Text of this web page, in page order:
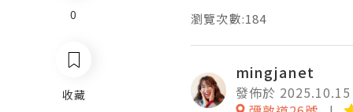
0
收藏
瀏覽次數:184
mingjanet
發佈於 2025.10.15